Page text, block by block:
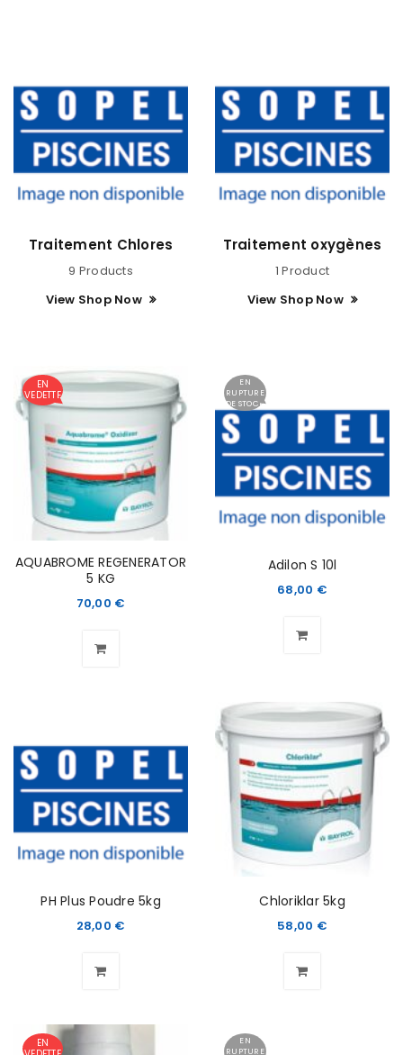
Traitement Chlores
9 Products
View Shop Now
Traitement oxygènes
1 Product
View Shop Now
EN
VEDETTE
AQUABROME REGENERATOR
5 KG
70,00 €
EN
RUPTURE
DE STOCK
Adilon S 10l
68,00 €
PH Plus Poudre 5kg
28,00 €
Chloriklar 5kg
58,00 €
EN
EN
RUPTURE